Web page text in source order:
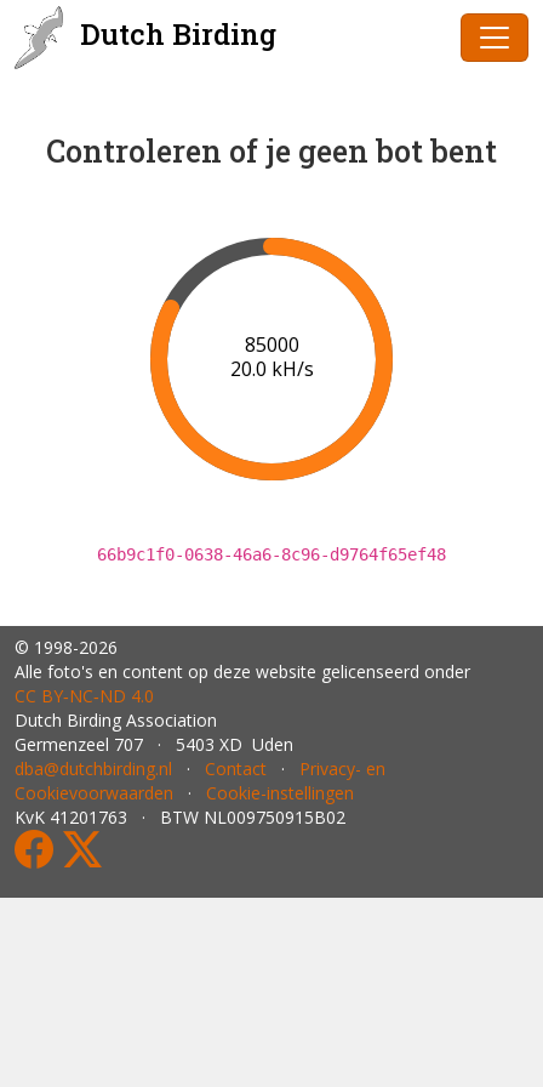
Dutch Birding
Controleren of je geen bot bent
87000
20.0 kH/s
66b9c1f0-0638-46a6-8c96-d9764f65ef48
© 1998-2026
Alle foto's en content op deze website gelicenseerd onder
CC BY‑NC‑ND 4.0
Dutch Birding Association
Germenzeel 707 · 5403 XD Uden
dba@dutchbirding.nl · Contact · Privacy- en
Cookievoorwaarden · Cookie-instellingen
KvK 41201763 · BTW NL009750915B02